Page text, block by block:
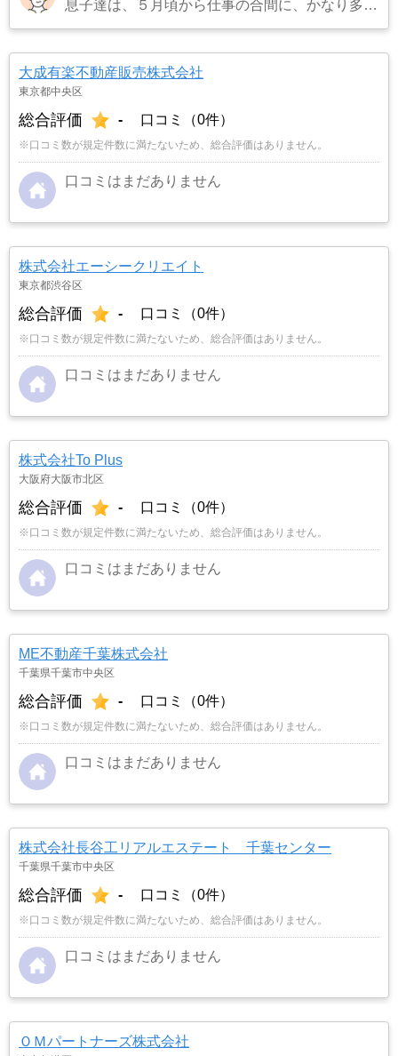
息子達は、５月頃から仕事の合間に、かなり多く
も考えて、こちらの立場に立って考えてくれる
「ナカジツ」に決めました。
大成有楽不動産販売株式会社
東京都中央区
総合評価 - 口コミ（0件）
※口コミ数が規定件数に満たないため、総合評価はありません。
口コミはまだありません
株式会社エーシークリエイト
東京都渋谷区
総合評価 - 口コミ（0件）
※口コミ数が規定件数に満たないため、総合評価はありません。
口コミはまだありません
株式会社To Plus
大阪府大阪市北区
総合評価 - 口コミ（0件）
※口コミ数が規定件数に満たないため、総合評価はありません。
口コミはまだありません
ME不動産千葉株式会社
千葉県千葉市中央区
総合評価 - 口コミ（0件）
※口コミ数が規定件数に満たないため、総合評価はありません。
口コミはまだありません
株式会社長谷工リアルエステート 千葉センター
千葉県千葉市中央区
総合評価 - 口コミ（0件）
※口コミ数が規定件数に満たないため、総合評価はありません。
口コミはまだありません
ＯＭパートナーズ株式会社